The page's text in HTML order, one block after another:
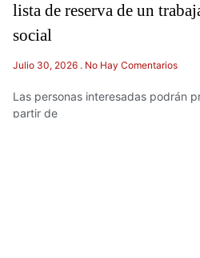
lista de reserva de un
social
Julio 30, 2026 No Hay Comentarios
Las personas interesadas podrán
partir de